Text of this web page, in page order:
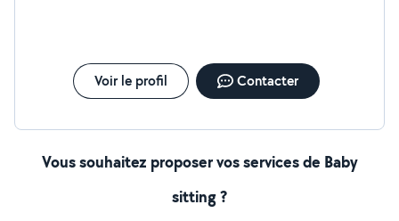
Menton/aeroport Nice. Le mariage de ma nièce a été raté pr
nous 2. INJOIGNABLE AU MOMENT du rendez vous, Aucunes
excuses après ....HALLUCINANT D'EGOISME....
Voir le profil Contacter
Vous souhaitez proposer vos services de Baby
sitting ?